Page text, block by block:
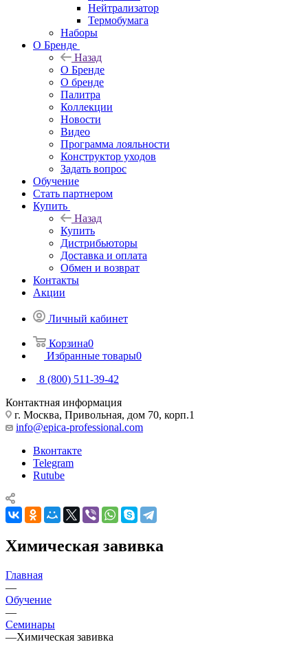
Нейтрализатор
Термобумага
Наборы
О Бренде
Назад
О Бренде
О бренде
Палитра
Коллекции
Новости
Видео
Программа лояльности
Конструктор уходов
Задать вопрос
Обучение
Стать партнером
Купить
Назад
Купить
Дистрибьюторы
Доставка и оплата
Обмен и возврат
Контакты
Акции
Личный кабинет
Корзина0
Избранные товары0
8 (800) 511-39-42
Контактная информация
г. Москва, Привольная, дом 70, корп.1
info@epica-professional.com
Вконтакте
Telegram
Rutube
Химическая завивка
Главная
—
Обучение
—
Семинары
—Химическая завивка